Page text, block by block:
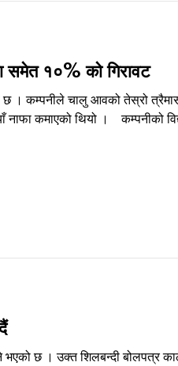
समेत १०% को गिरावट
छ । कम्पनीले चालु आवको तेस्रो
कमाएको थियो । कम्पनीको
छ । उक्त शिलबन्दी बोलपत्र